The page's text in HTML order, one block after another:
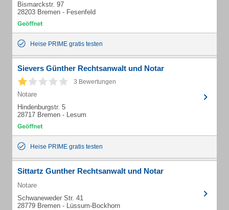
Bismarckstr. 97
28203 Bremen - Fesenfeld
Heise PRIME gratis testen
Sievers Günther Rechtsanwalt und Notar
3 Bewertungen
Notare
Hindenburgstr. 5
28717 Bremen - Lesum
Heise PRIME gratis testen
Sittartz Gunther Rechtsanwalt und Notar
Notare
Schwaneweder Str. 41
28779 Bremen - Lüssum-Bockhorn